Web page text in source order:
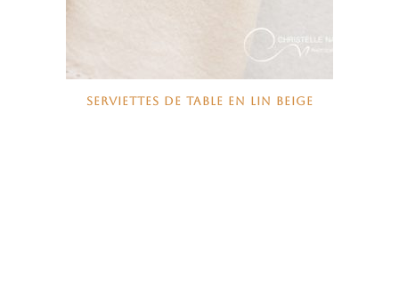
SERVIETTES DE TABLE EN LIN BEIGE